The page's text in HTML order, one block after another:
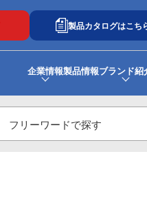
製品カタログはこち
企業情報製品情報ブランド紹